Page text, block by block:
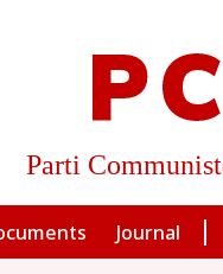
Parti
Journal